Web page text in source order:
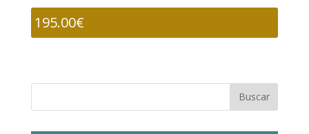
195.00€